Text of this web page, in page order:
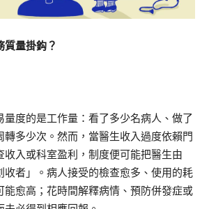
質量掛鈎？
量度的是工作量：看了多少名病人、做了
轉多少次。然而，當醫生收入過度依賴門
收入或科室盈利，制度便可能把醫生由
收者」。病人接受的檢查愈多、使用的耗
能愈高；花時間解釋病情、預防併發症或